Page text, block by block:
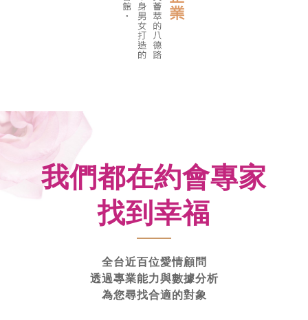
我們都在約會專家
找到幸福
全台近百位愛情顧問
透過專業能力與數據分析
為您尋找合適的對象